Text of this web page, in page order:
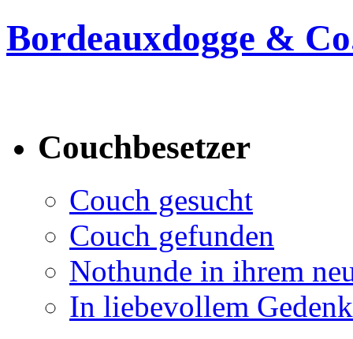
Bordeauxdogge &
Couchbesetzer
Couch gesucht
Couch gefunden
Nothunde in ihrem
In liebevollem